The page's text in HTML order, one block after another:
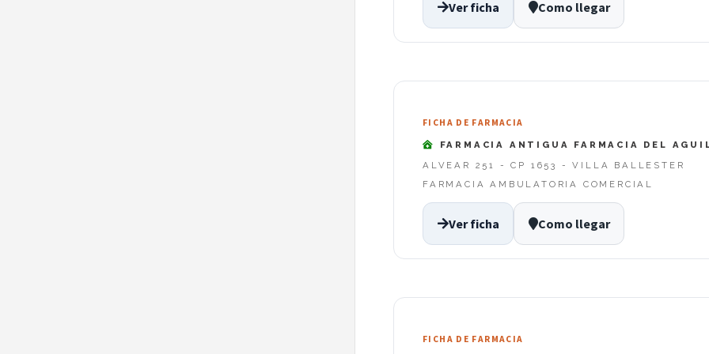
Ver ficha Como llegar
FICHA DE FARMACIA
FARMACIA ANTIGUA FARMACIA DEL
ALVEAR 251 - CP 1653 - VILLA BALLESTER
FARMACIA AMBULATORIA COMERCIAL
Ver ficha Como llegar
FICHA DE FARMACIA